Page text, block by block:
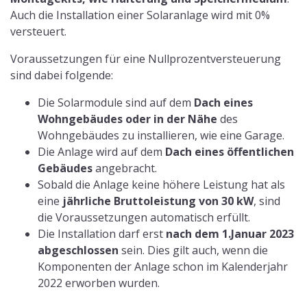
und grundsätzlich von der Umsatzsteuer
befreit.
Besteuerung als
Kleinunternehmer oder
Regelbesteuerung
Kleinunternehmergelten selbständige Personen,